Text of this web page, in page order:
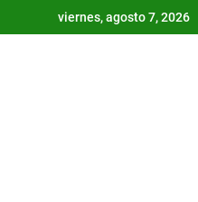
viernes, agosto 7, 2026